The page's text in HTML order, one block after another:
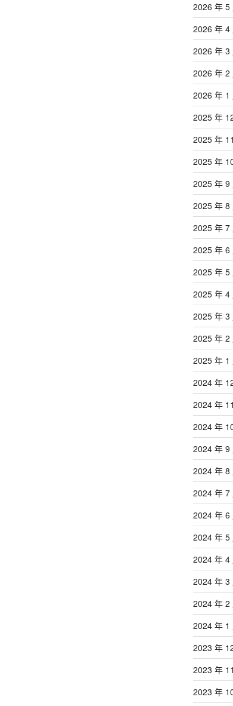
2026 年 5
2026 年 4
2026 年 3
2026 年 2
2026 年 1
2025 年
2025 年
2025 年
2025 年 9
2025 年 8
2025 年 7
2025 年 6
2025 年 5
2025 年 4
2025 年 3
2025 年 2
2025 年 1
2024 年
2024 年
2024 年
2024 年 9
2024 年 8
2024 年 7
2024 年 6
2024 年 5
2024 年 4
2024 年 3
2024 年 2
2024 年 1
2023 年
2023 年
2023 年